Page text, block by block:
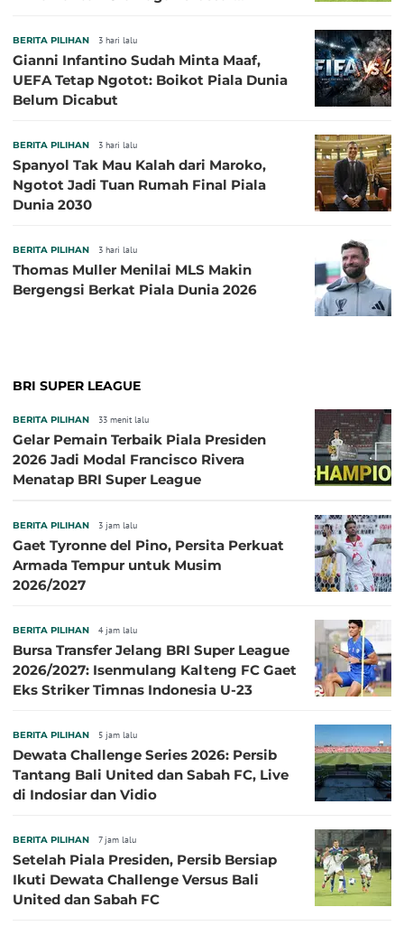
BERITA PILIHAN 3 hari lalu
Gianni Infantino Sudah Minta Maaf,
UEFA Tetap Ngotot: Boikot Piala Dunia
Belum Dicabut
BERITA PILIHAN 3 hari lalu
Spanyol Tak Mau Kalah dari Maroko,
Ngotot Jadi Tuan Rumah Final Piala
Dunia 2030
BERITA PILIHAN 3 hari lalu
Thomas Muller Menilai MLS Makin
Bergengsi Berkat Piala Dunia 2026
BRI SUPER LEAGUE
BERITA PILIHAN 33 menit lalu
Gelar Pemain Terbaik Piala Presiden
2026 Jadi Modal Francisco Rivera
Menatap BRI Super League
BERITA PILIHAN 3 jam lalu
Gaet Tyronne del Pino, Persita Perkuat
Armada Tempur untuk Musim
2026/2027
BERITA PILIHAN 4 jam lalu
Bursa Transfer Jelang BRI Super League
2026/2027: Isenmulang Kalteng FC Gaet
Eks Striker Timnas Indonesia U-23
BERITA PILIHAN 5 jam lalu
Dewata Challenge Series 2026: Persib
Tantang Bali United dan Sabah FC, Live
di Indosiar dan Vidio
BERITA PILIHAN 7 jam lalu
Setelah Piala Presiden, Persib Bersiap
Ikuti Dewata Challenge Versus Bali
United dan Sabah FC